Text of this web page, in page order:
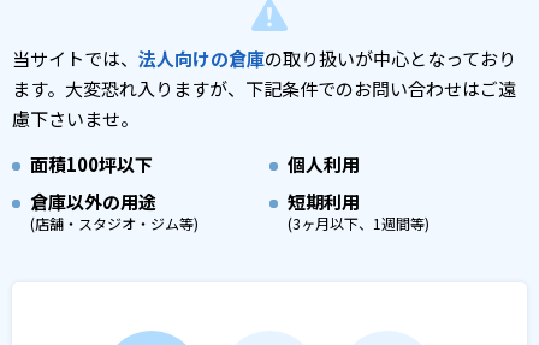
当サイトでは、 法人向けの倉庫の取り扱いが中心となっており
ます。 大変恐れ入りますが、下記条件でのお問い合わせはご遠
慮下さいませ。
面積100坪以下
個人利用
倉庫以外の用途
(店舗・スタジオ・ジム等)
短期利用
(3ヶ月以下、1週間等)